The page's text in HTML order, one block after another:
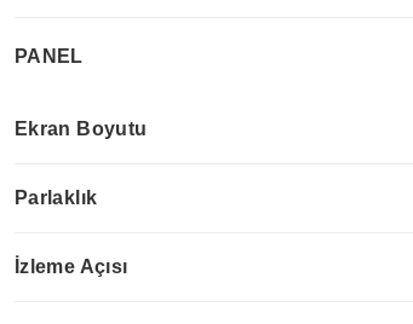
PANEL
Ekran Boyutu
Parlaklık
İzleme Açısı